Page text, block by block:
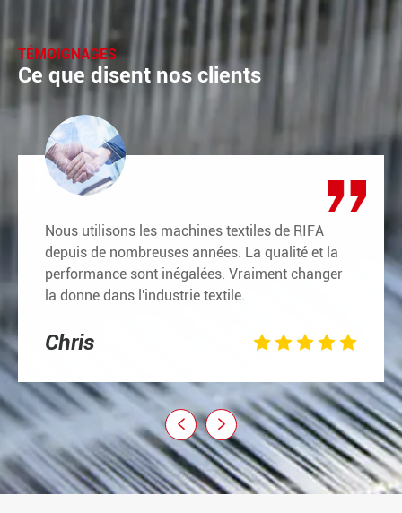
TÉMOIGNAGES
Ce que disent nos clients
Nous utilisons les machines textiles de RIFA
depuis de nombreuses années. La qualité et la
performance sont inégalées. Vraiment changer
la donne dans l'industrie textile.
Chris 
 